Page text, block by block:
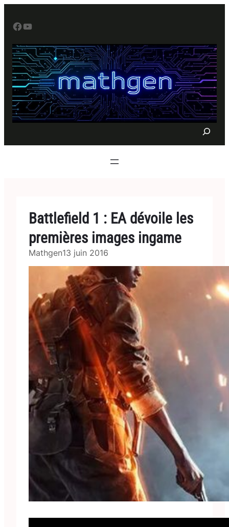
contenu
Facebook YouTube
a
Battlefield 1 : EA dévoile les
premières images ingame
Mathgen13 juin 2016